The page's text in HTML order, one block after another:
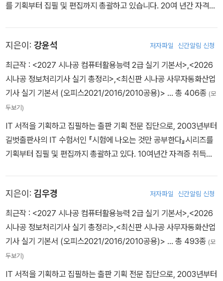
를 기획부터 집필 및 편집까지 총괄하고 있습니다. 20여 년간 자격증
한 단계 높이기 위한 다양한 연구와 집필 활동에 전념하고 있습니다.
지은이: 강윤석 저자파일 신간알림 신청
최근작 : <2027 시나공 컴퓨터활용능력 2급 실기 기본서>,<2026
시나공 정보처리기사 실기 총정리>,<최신판 시나공 사무자동화산업
기사 실기 기본서 (오피스2021/2016/2010공용)> … 총 406종 (모
두보기)
IT 서적을 기획하고 집필하는 출판 기획 전문 집단으로, 2003년부터
길벗출판사의 IT 수험서인 『시험에 나오는 것만 공부한다』시리즈를
기획부터 집필 및 편집까지 총괄하고 있다. 10여년간 자격증 취득에
위한 다양한 연구와 집필 활동에 전념하고 있다.
지은이: 김우경 저자파일 신간알림 신청
최근작 : <2027 시나공 컴퓨터활용능력 2급 실기 기본서>,<2026
시나공 정보처리기사 실기 총정리>,<최신판 시나공 사무자동화산업
기사 실기 기본서 (오피스2021/2016/2010공용)> … 총 493종 (모
두보기)
IT 서적을 기획하고 집필하는 출판 기획 전문 집단으로, 2003년부터